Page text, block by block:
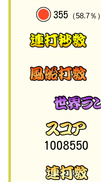
355 （58.7％）
1008550